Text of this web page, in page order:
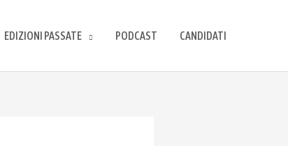
EDIZIONI PASSATE PODCAST CANDIDATI